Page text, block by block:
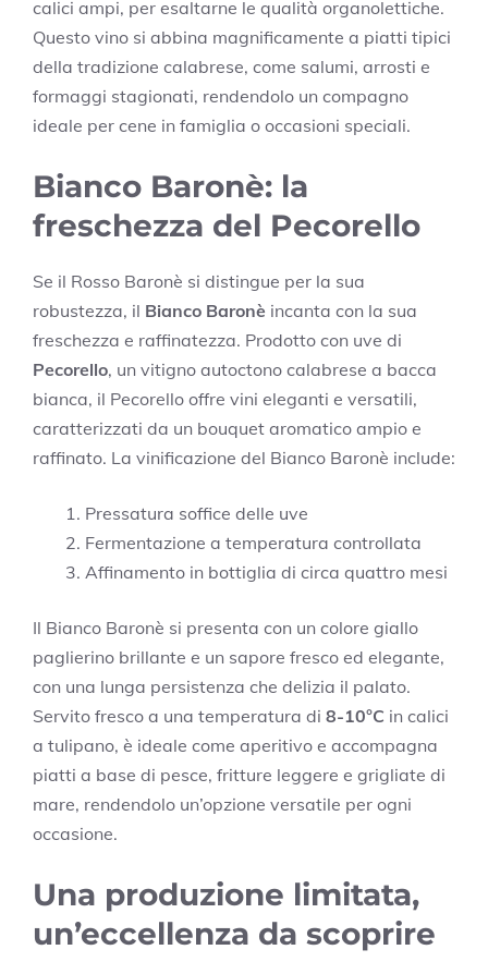
calici ampi, per esaltarne le qualità organolettiche.
Questo vino si abbina magnificamente a piatti tipici
della tradizione calabrese, come salumi, arrosti e
formaggi stagionati, rendendolo un compagno
ideale per cene in famiglia o occasioni speciali.
Bianco Baronè: la
freschezza del Pecorello
Se il Rosso Baronè si distingue per la sua
robustezza, il Bianco Baronè incanta con la sua
freschezza e raffinatezza. Prodotto con uve di
Pecorello, un vitigno autoctono calabrese a bacca
bianca, il Pecorello offre vini eleganti e versatili,
caratterizzati da un bouquet aromatico ampio e
raffinato. La vinificazione del Bianco Baronè include:
Pressatura soffice delle uve
Fermentazione a temperatura controllata
Affinamento in bottiglia di circa quattro mesi
Il Bianco Baronè si presenta con un colore giallo
paglierino brillante e un sapore fresco ed elegante,
con una lunga persistenza che delizia il palato.
Servito fresco a una temperatura di 8-10°C in calici
a tulipano, è ideale come aperitivo e accompagna
piatti a base di pesce, fritture leggere e grigliate di
mare, rendendolo un’opzione versatile per ogni
occasione.
Una produzione limitata,
un’eccellenza da scoprire